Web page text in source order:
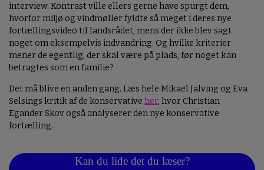
interview. Kontrast ville ellers gerne have spurgt dem,
hvorfor miljø og vindmøller fyldte så meget i deres nye
fortællingsvideo til landsrådet, mens der ikke blev sagt
noget om eksempelvis indvandring. Og hvilke kriterier
mener de egentlig, der skal være på plads, før noget kan
betragtes som en familie?
Det må blive en anden gang. Læs hele Mikael Jalving og Eva
Selsings kritik af de konservative her, hvor Christian
Egander Skov også analyserer den nye konservative
fortælling.
Kan du lide det du læser?